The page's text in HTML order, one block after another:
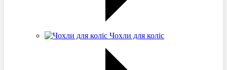
Чохли для коліс